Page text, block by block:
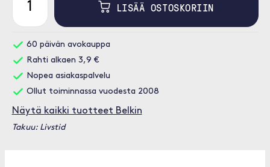
LISÄÄ OSTOSKORIIN
60 päivän avokauppa
Rahti alkaen 3,9 €
Nopea asiakaspalvelu
Ollut toiminnassa vuodesta 2008
Näytä kaikki tuotteet Belkin
Takuu: Livstid